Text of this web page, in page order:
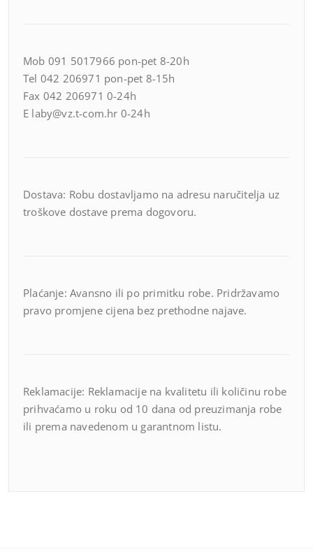
Mob 091 5017966 pon-pet 8-20h
Tel 042 206971 pon-pet 8-15h
Fax 042 206971 0-24h
E laby@vz.t-com.hr 0-24h
Dostava: Robu dostavljamo na adresu naručitelja uz
troškove dostave prema dogovoru.
Plaćanje: Avansno ili po primitku robe. Pridržavamo
pravo promjene cijena bez prethodne najave.
Reklamacije: Reklamacije na kvalitetu ili količinu robe
prihvaćamo u roku od 10 dana od preuzimanja robe
ili prema navedenom u garantnom listu.